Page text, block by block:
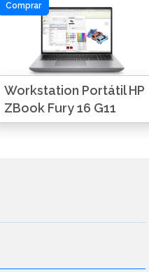
Comprar
Workstation Portátil HP
ZBook Fury 16 G11